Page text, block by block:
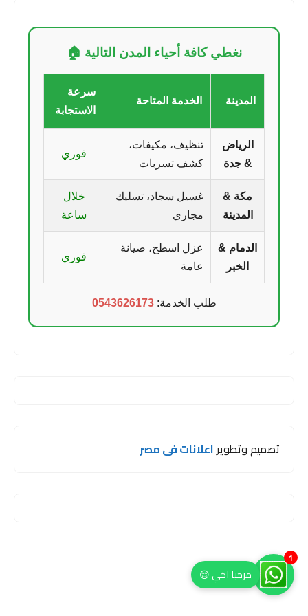
نغطي كافة أحياء المدن التالية 🏠
المدينة الخدمة المتاحة
سرعة
الاستجابة
الرياض
& جدة
تنظيف، مكيفات،
كشف تسربات
فوري
مكة &
المدينة
غسيل سجاد، تسليك
مجاري
خلال
ساعة
الدمام &
الخبر
عزل اسطح، صيانة
عامة
فوري
طلب الخدمة:0543626173
تصميم وتطويراعلانات فى مصر
مرحبا اخي 😊